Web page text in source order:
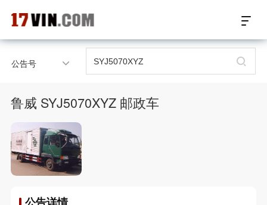
17VIN车架号查询首页
汽配产品车型适配
汽配产品电子目录
公告号
鲁威 SYJ5070XYZ 邮政车